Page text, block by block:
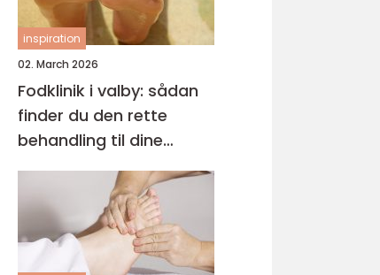
inspiration
02. March 2026
Fodklinik i valby: sådan
finder du den rette
behandling til dine
fødder